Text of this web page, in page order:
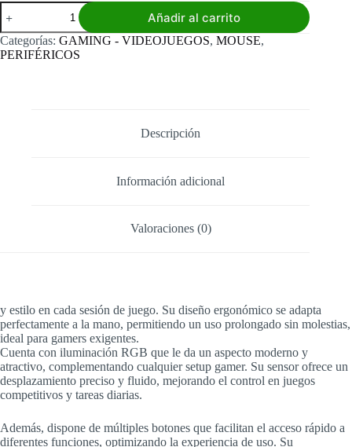
Mouse
Gamer
XTrike
Me
Gm-
Añadir al carrito
Categorías: GAMING - VIDEOJUEGOS, MOUSE,
PERIFÉRICOS
Descripción
Información adicional
Valoraciones (0)
y estilo en cada sesión de juego. Su diseño ergonómico se adapta
perfectamente a la mano, permitiendo un uso prolongado sin molestias,
ideal para gamers exigentes.
Cuenta con iluminación RGB que le da un aspecto moderno y
atractivo, complementando cualquier setup gamer. Su sensor ofrece un
desplazamiento preciso y fluido, mejorando el control en juegos
competitivos y tareas diarias.
Además, dispone de múltiples botones que facilitan el acceso rápido a
diferentes funciones, optimizando la experiencia de uso. Su